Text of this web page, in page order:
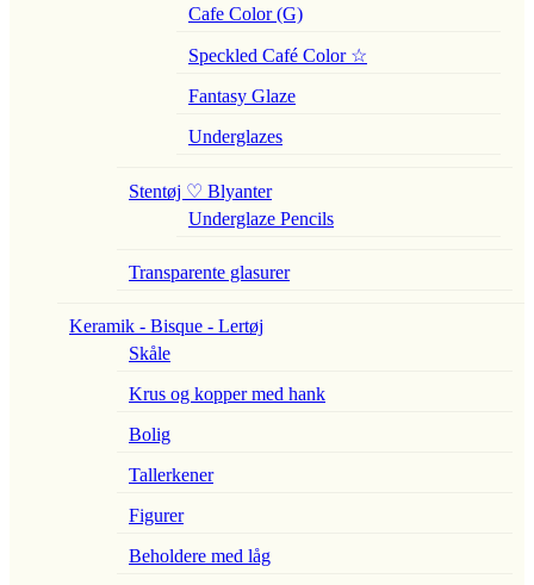
Cafe Color (G)
Speckled Café Color ☆
Fantasy Glaze
Underglazes
Stentøj ♡ Blyanter
Underglaze Pencils
Transparente glasurer
Keramik - Bisque - Lertøj
Skåle
Krus og kopper med hank
Bolig
Tallerkener
Figurer
Beholdere med låg